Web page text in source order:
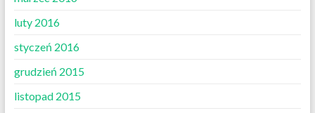
luty 2016
styczeń 2016
grudzień 2015
listopad 2015